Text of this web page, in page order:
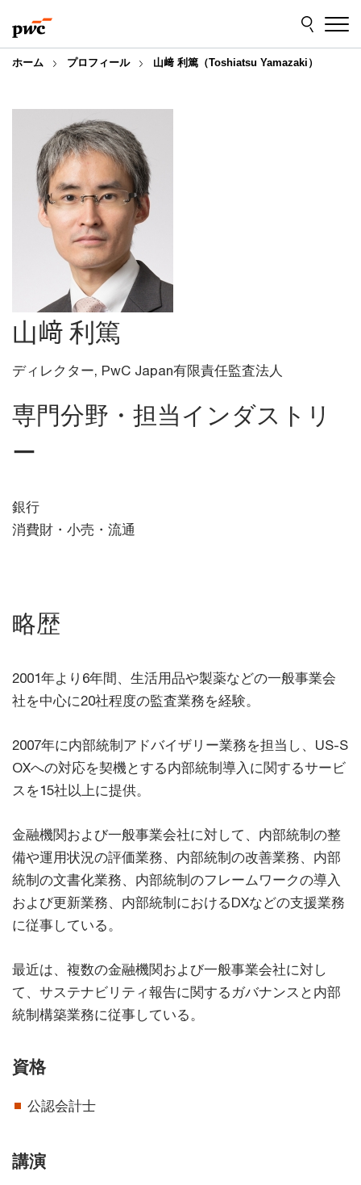
to
content
to
footer
ホーム プロフィール 山﨑 利篤（Toshiatsu Yamazaki）
山﨑 利篤
ディレクター, PwC Japan有限責任監査法人
専門分野・担当インダストリ
ー
銀行
消費財・小売・流通
略歴
2001年より6年間、生活用品や製薬などの一般事業会
社を中心に20社程度の監査業務を経験。
2007年に内部統制アドバイザリー業務を担当し、US-S
OXへの対応を契機とする内部統制導入に関するサービ
スを15社以上に提供。
金融機関および一般事業会社に対して、内部統制の整
備や運用状況の評価業務、内部統制の改善業務、内部
統制の文書化業務、内部統制のフレームワークの導入
および更新業務、内部統制におけるDXなどの支援業務
に従事している。
最近は、複数の金融機関および一般事業会社に対し
て、サステナビリティ報告に関するガバナンスと内部
統制構築業務に従事している。
資格
公認会計士
講演